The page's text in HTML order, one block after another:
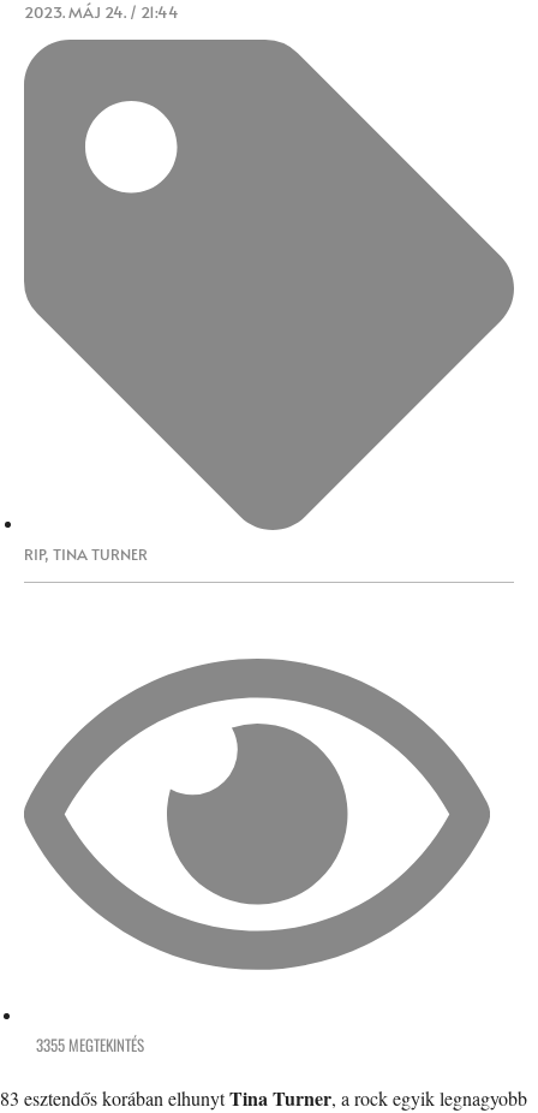
2023. MÁJ 24. / 21:44
RIP, TINA TURNER
3355 MEGTEKINTÉS
83 esztendős korában elhunytTina Turner, a rock egyik legnagyobb